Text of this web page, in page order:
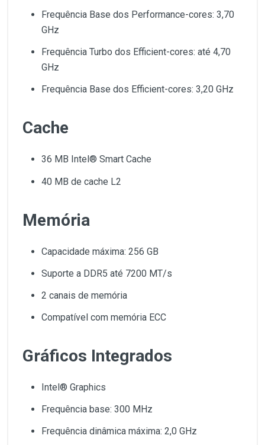
Frequência Base dos Performance-cores: 3,70
GHz
Frequência Turbo dos Efficient-cores: até 4,70
GHz
Frequência Base dos Efficient-cores: 3,20 GHz
Cache
36 MB Intel® Smart Cache
40 MB de cache L2
Memória
Capacidade máxima: 256 GB
Suporte a DDR5 até 7200 MT/s
2 canais de memória
Compatível com memória ECC
Gráficos Integrados
Intel® Graphics
Frequência base: 300 MHz
Frequência dinâmica máxima: 2,0 GHz